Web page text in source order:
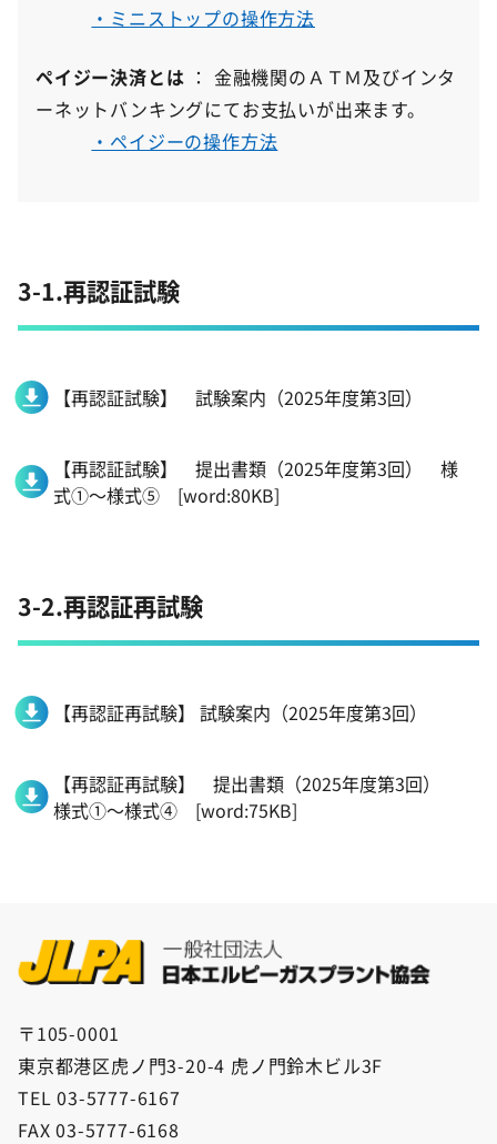
・ミニストップの操作方法
ペイジー決済とは ： 金融機関のＡＴＭ及びインタ
ーネットバンキングにてお支払いが出来ます。
・ペイジーの操作方法
3-1.再認証試験
【再認証試験】 試験案内（2025年度第3回）
【再認証試験】 提出書類（2025年度第3回） 様
式①～様式⑤ [word:80KB]
3-2.再認証再試験
【再認証再試験】 試験案内（2025年度第3回）
【再認証再試験】 提出書類（2025年度第3回）
様式①～様式④ [word:75KB]
〒105-0001
東京都港区虎ノ門3-20-4 虎ノ門鈴木ビル3F
TEL 03-5777-6167
FAX 03-5777-6168